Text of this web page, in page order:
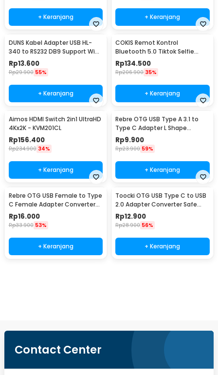
+ Keranjang + Keranjang
DUNS Kabel Adapter USB HL-
340 to RS232 DB9 Support Win7
64-bit - D9
Rp13.600
Rp29.900 55%
+ Keranjang
COKIS Remot Kontrol
Bluetooth 5.0 Tiktok Selfie
Universal iOS Android - D01 Pro
Rp134.500
Rp206.900 35%
+ Keranjang
Aimos HDMI Switch 2in1 UltraHD
4Kx2K - KVM201CL
Rp156.400
Rp234.900 34%
+ Keranjang
Rebre OTG USB Type A 3.1 to
Type C Adapter L Shape
10Gbps 120W - RB15
Rp9.900
Rp23.900 59%
+ Keranjang
Rebre OTG USB Female to Type
C Female Adapter Converter
10Gbps 120W - RB17
Rp16.000
Rp33.900 53%
+ Keranjang
Toocki OTG USB Type C to USB
2.0 Adapter Converter Safe
Transmission - TZJTCA-XY01
Rp12.900
Rp28.900 56%
+ Keranjang
Contact Center